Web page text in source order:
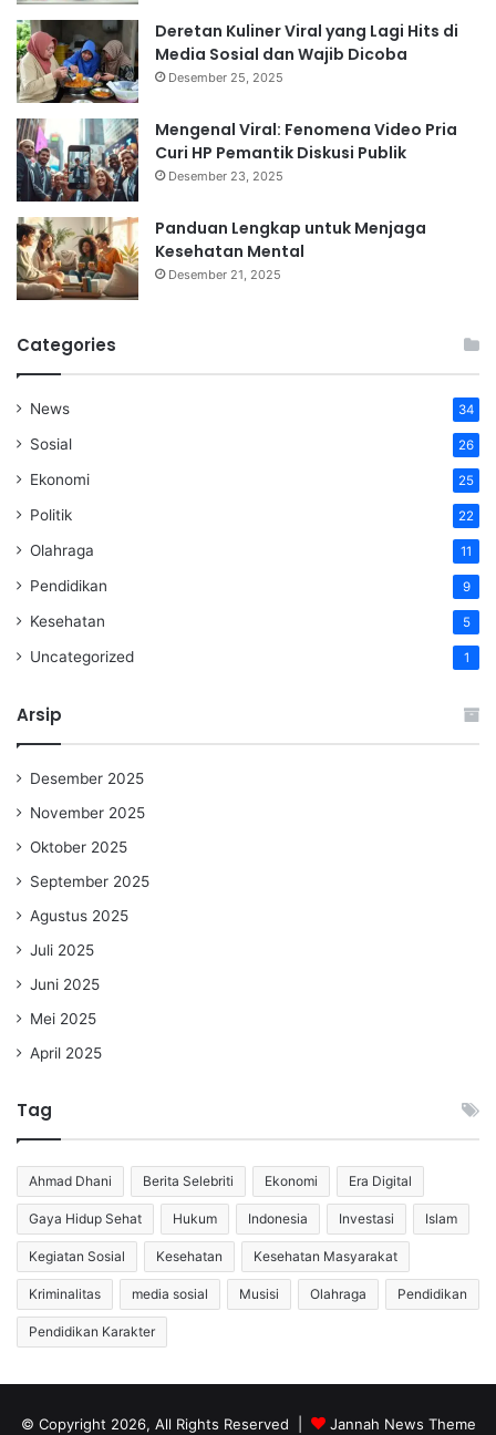
Deretan Kuliner Viral yang Lagi Hits di
Media Sosial dan Wajib Dicoba
Desember 25, 2025
Mengenal Viral: Fenomena Video Pria
Curi HP Pemantik Diskusi Publik
Desember 23, 2025
Panduan Lengkap untuk Menjaga
Kesehatan Mental
Desember 21, 2025
Categories
News 34
Sosial 26
Ekonomi 25
Politik 22
Olahraga 11
Pendidikan 9
Kesehatan 5
Uncategorized 1
Arsip
Desember 2025
November 2025
Oktober 2025
September 2025
Agustus 2025
Juli 2025
Juni 2025
Mei 2025
April 2025
Tag
Ahmad Dhani Berita Selebriti Ekonomi Era Digital
Gaya Hidup Sehat Hukum Indonesia Investasi Islam
Kegiatan Sosial Kesehatan Kesehatan Masyarakat
Kriminalitas media sosial Musisi Olahraga Pendidikan
Pendidikan Karakter
© Copyright 2026, All Rights Reserved | Jannah News Theme